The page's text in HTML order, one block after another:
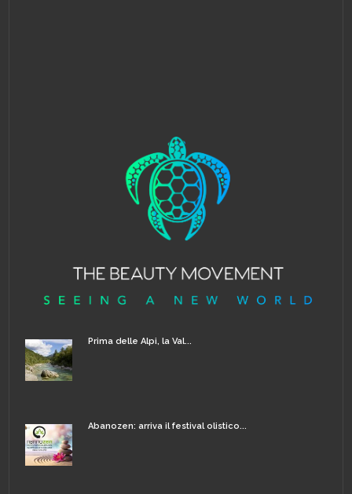
Prima delle Alpi, la Val...
Abanozen: arriva il festival olistico...